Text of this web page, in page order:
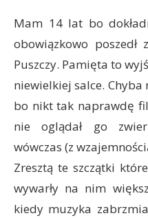
Mam 14 lat bo
obowiązkowo
Puszczy. Pamięta to
niewielkiej salce. Chyba
bo nikt tak naprawdę
nie oglądał go
wówczas (z
Zresztą te szczątki
wywarły na nim
kiedy muzyka